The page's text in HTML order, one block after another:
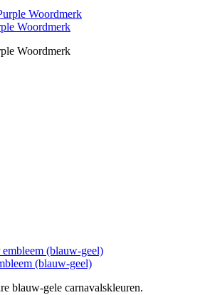
Woordmerk
Woordmerk
(blauw-geel)
blauw-gele carnavalskleuren.